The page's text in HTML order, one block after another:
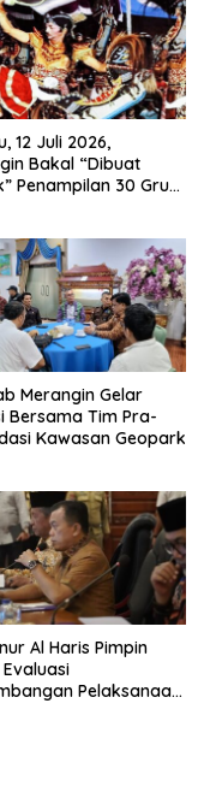
12 Juli 2026,
Bakal “Dibuat
Penampilan 30 Grup
Merangin Gelar
Bersama Tim Pra-
Kawasan Geopark
Al Haris Pimpin
Pelaksanaan